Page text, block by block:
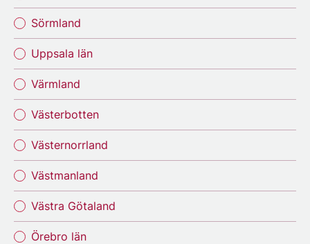
Sörmland
Uppsala län
Värmland
Västerbotten
Västernorrland
Västmanland
Västra Götaland
Örebro län